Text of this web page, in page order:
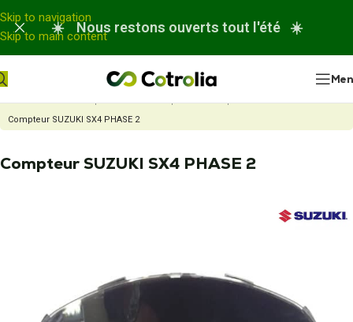
Panneau de gestion des cookies
Skip to navigation
Skip to main content
☀️ Nous restons ouverts tout l'été ☀️
Accueil Nos réparations
Réparation compteur automobile
Compteur SUZUKI SX4 PHASE 2
Compteur SUZUKI SX4 PHASE 2